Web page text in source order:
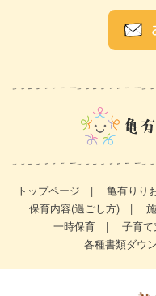
トップページ 亀有りり
保育内容(過ごし方)
一時保育
子育
各種書類ダウ